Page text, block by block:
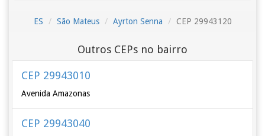
ES São Mateus Ayrton Senna CEP 29943120
Outros CEPs no bairro
CEP 29943010
Avenida Amazonas
CEP 29943040